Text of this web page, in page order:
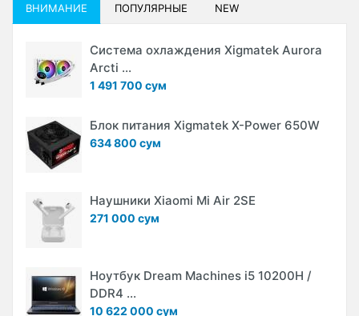
ВНИМАНИЕ ПОПУЛЯРНЫЕ NEW
Система охлаждения Xigmatek Aurora
Arcti ...
1 491 700 сум
Блок питания Xigmatek X-Power 650W
634 800 сум
Наушники Xiaomi Mi Air 2SE
271 000 сум
Ноутбук Dream Machines i5 10200H /
DDR4 ...
10 622 000 сум